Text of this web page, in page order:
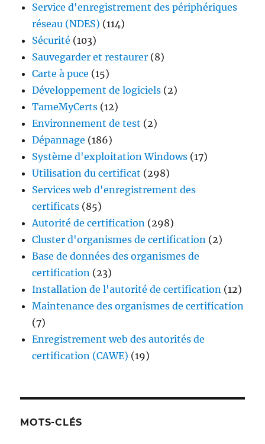
Service d'enregistrement des périphériques
réseau (NDES) (114)
Sécurité (103)
Sauvegarder et restaurer (8)
Carte à puce (15)
Développement de logiciels (2)
TameMyCerts (12)
Environnement de test (2)
Dépannage (186)
Système d'exploitation Windows (17)
Utilisation du certificat (298)
Services web d'enregistrement des
certificats (85)
Autorité de certification (298)
Cluster d'organismes de certification (2)
Base de données des organismes de
certification (23)
Installation de l'autorité de certification (12)
Maintenance des organismes de certification
(7)
Enregistrement web des autorités de
certification (CAWE) (19)
MOTS-CLÉS